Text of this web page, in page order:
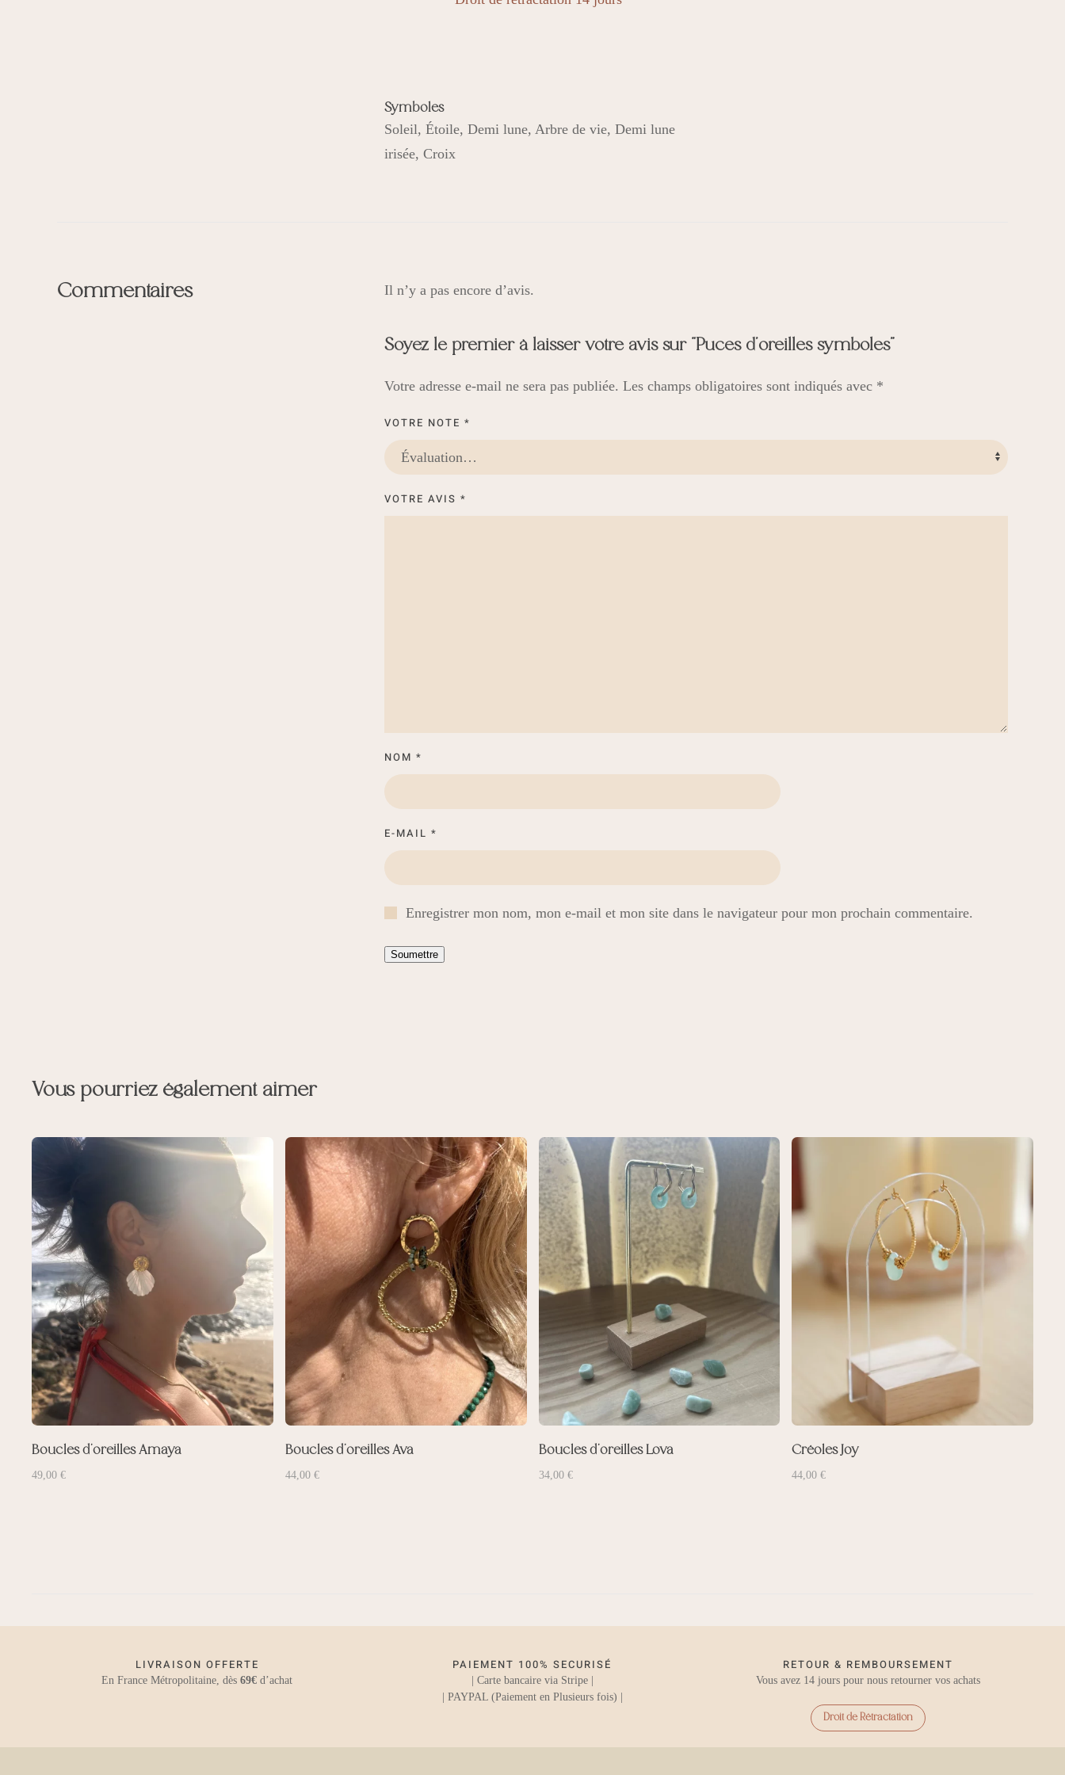
Symboles
Soleil, Étoile, Demi lune, Arbre de vie, Demi lune
irisée, Croix
Commentaires Il n’y a pas encore d’avis.
Soyez le premier à laisser votre avis sur “Puces d’oreilles symboles”
Votre adresse e-mail ne sera pas publiée. Les champs obligatoires sont indiqués avec *
VOTRE NOTE*
VOTRE AVIS*
NOM*
E-MAIL*
Enregistrer mon nom, mon e-mail et mon site dans le navigateur pour mon prochain commentaire.
Vous pourriez également aimer
Boucles d’oreilles Amaya
49,00 €
Boucles d’oreilles Ava
44,00 €
Boucles d’oreilles Lova
34,00 €
Créoles Joy
44,00€
LIVRAISON OFFERTE
En France Métropolitaine, dès69€ d’achat
PAIEMENT 100% SECURISÉ
| Carte bancaire via Stripe |
| PAYPAL (Paiement en Plusieurs fois) |
RETOUR & REMBOURSEMENT
Vous avez 14 jours pour nous retourner vos achats
Droit de Rétractation